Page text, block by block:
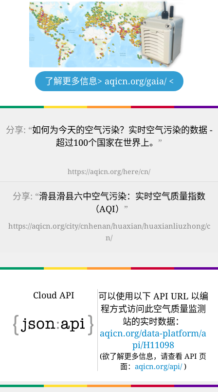
了解更多信息> aqicn.org/gaia/ <
分享: “如何为今天的空气污染？实时空气污染的数据 -
超过100个国家在世界上。 ”
https://aqicn.org/here/cn/
分享: “滑县滑县六中空气污染：实时空气质量指数
（AQI） ”
https://aqicn.org/city/cnhenan/huaxian/huaxianliuzhong/c
n/
Cloud API
可以使用以下 API URL 以编
程方式访问此空气质量监测
站的实时数据：
aqicn.org/data-platform/a
pi/H11098
(欲了解更多信息，请查看 API 页
面： aqicn.org/api/ )